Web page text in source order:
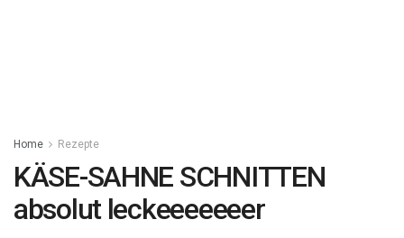
Home Rezepte
KÄSE-SAHNE SCHNITTEN
absolut leckeeeeeeer